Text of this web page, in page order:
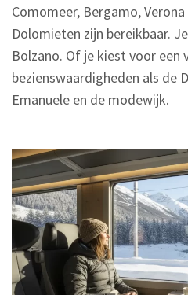
Comomeer, Bergamo,
Dolomieten zijn bereikbaar.
Bolzano. Of je kiest voor een
bezienswaardigheden als de
Emanuele en de modewijk.